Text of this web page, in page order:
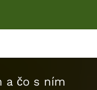
a čo s ním